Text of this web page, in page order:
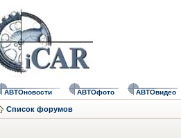
АВТОновости АВТОфото АВТОвидео
Список форумов